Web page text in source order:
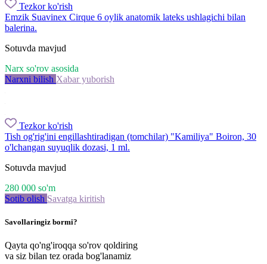
Tezkor ko'rish
Emzik Suavinex Cirque 6 oylik anatomik lateks ushlagichi bilan
balerina.
Sotuvda mavjud
Narx so'rov asosida
Narxni bilish Xabar yuborish
Tezkor ko'rish
Tish og'rig'ini engillashtiradigan (tomchilar) "Kamiliya" Boiron, 30
o'lchangan suyuqlik dozasi, 1 ml.
Sotuvda mavjud
280 000 so'm
Sotib olish Savatga kiritish
Savollaringiz bormi?
Qayta qo'ng'iroqqa so'rov qoldiring
va siz bilan tez orada bog'lanamiz